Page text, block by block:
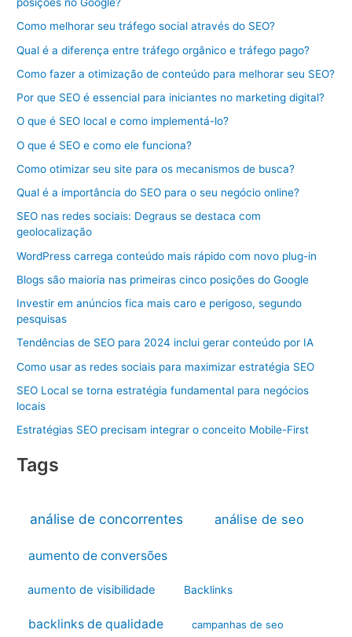
Como melhorar seu tráfego social através do SEO?
Qual é a diferença entre tráfego orgânico e tráfego pago?
Como fazer a otimização de conteúdo para melhorar seu SEO?
Por que SEO é essencial para iniciantes no marketing digital?
O que é SEO local e como implementá-lo?
O que é SEO e como ele funciona?
Como otimizar seu site para os mecanismos de busca?
Qual é a importância do SEO para o seu negócio online?
SEO nas redes sociais: Degraus se destaca com
geolocalização
WordPress carrega conteúdo mais rápido com novo plug-in
Blogs são maioria nas primeiras cinco posições do Google
Investir em anúncios fica mais caro e perigoso, segundo
pesquisas
Tendências de SEO para 2024 inclui gerar conteúdo por IA
Como usar as redes sociais para maximizar estratégia SEO
SEO Local se torna estratégia fundamental para negócios
locais
Estratégias SEO precisam integrar o conceito Mobile-First
Tags
análise de concorrentes análise de seo
aumento de conversões
aumento de visibilidade Backlinks
backlinks de qualidade campanhas de seo